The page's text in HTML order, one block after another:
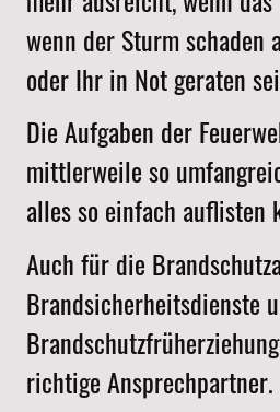
wenn der Sturm schaden
oder Ihr in Not geraten
Die Aufgaben der
mittlerweile so
alles so einfach auflisten
Auch für die
Brandsicherheitsdienste
richtige Ansprechpartner.